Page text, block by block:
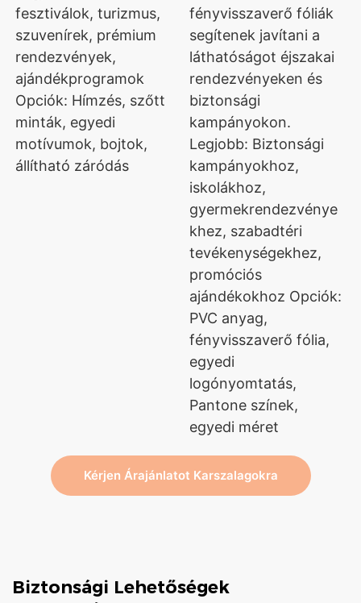
fesztiválok, turizmus,
szuvenírek, prémium
rendezvények,
ajándékprogramok
Opciók: Hímzés, szőtt
minták, egyedi
motívumok, bojtok,
állítható záródás
fényvisszaverő fóliák
segítenek javítani a
láthatóságot éjszakai
rendezvényeken és
biztonsági
kampányokon.
Legjobb: Biztonsági
kampányokhoz,
iskolákhoz,
gyermekrendezvénye
khez, szabadtéri
tevékenységekhez,
promóciós
ajándékokhoz Opciók:
PVC anyag,
fényvisszaverő fólia,
egyedi
logónyomtatás,
Pantone színek,
egyedi méret
Kérjen Árajánlatot Karszalagokra
Biztonsági Lehetőségek